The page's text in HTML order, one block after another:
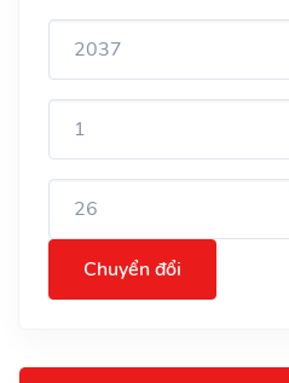
Chuyển đổi